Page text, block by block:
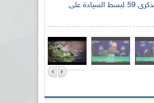
الإذاعة الجزائرية تحي الذكرى 59 لبسط السيادة على